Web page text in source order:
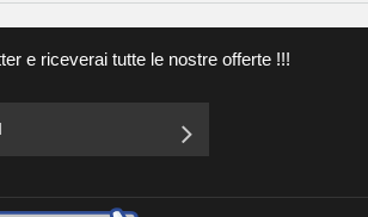
e riceverai tutte le nostre offerte !!!